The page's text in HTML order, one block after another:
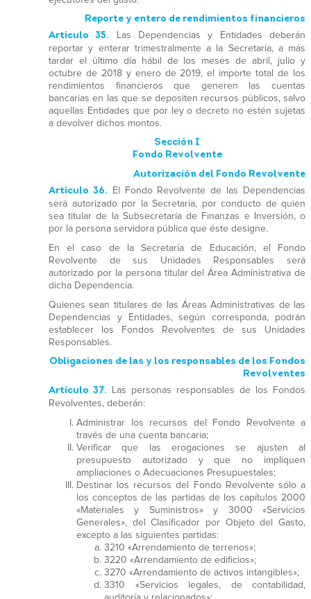
Reporte y entero de rendimientos financieros
Artículo 35. Las Dependencias y Entidades deberán
reportar y enterar trimestralmente a la Secretaría, a más
tardar el último día hábil de los meses de abril, julio y
octubre de 2018 y enero de 2019, el importe total de los
rendimientos financieros que generen las cuentas
bancarias en las que se depositen recursos públicos, salvo
aquellas Entidades que por ley o decreto no estén sujetas
a devolver dichos montos.
Sección I
Fondo Revolvente
Autorización del Fondo Revolvente
Artículo 36. El Fondo Revolvente de las Dependencias
será autorizado por la Secretaría, por conducto de quien
sea titular de la Subsecretaría de Finanzas e Inversión, o
por la persona servidora pública que éste designe.
En el caso de la Secretaría de Educación, el Fondo
Revolvente de sus Unidades Responsables será
autorizado por la persona titular del Área Administrativa de
dicha Dependencia.
Quienes sean titulares de las Áreas Administrativas de las
Dependencias y Entidades, según corresponda, podrán
establecer los Fondos Revolventes de sus Unidades
Responsables.
Obligaciones de las y los responsables de los Fondos
Revolventes
Artículo 37. Las personas responsables de los Fondos
Revolventes, deberán:
Administrar los recursos del Fondo Revolvente a
través de una cuenta bancaria;
Verificar que las erogaciones se ajusten al
presupuesto autorizado y que no impliquen
ampliaciones o Adecuaciones Presupuestales;
Destinar los recursos del Fondo Revolvente sólo a
los conceptos de las partidas de los capítulos 2000
«Materiales y Suministros» y 3000 «Servicios
Generales», del Clasificador por Objeto del Gasto,
excepto a las siguientes partidas:
3210 «Arrendamiento de terrenos»;
3220 «Arrendamiento de edificios»;
3270 «Arrendamiento de activos intangibles»;
3310 «Servicios legales, de contabilidad,